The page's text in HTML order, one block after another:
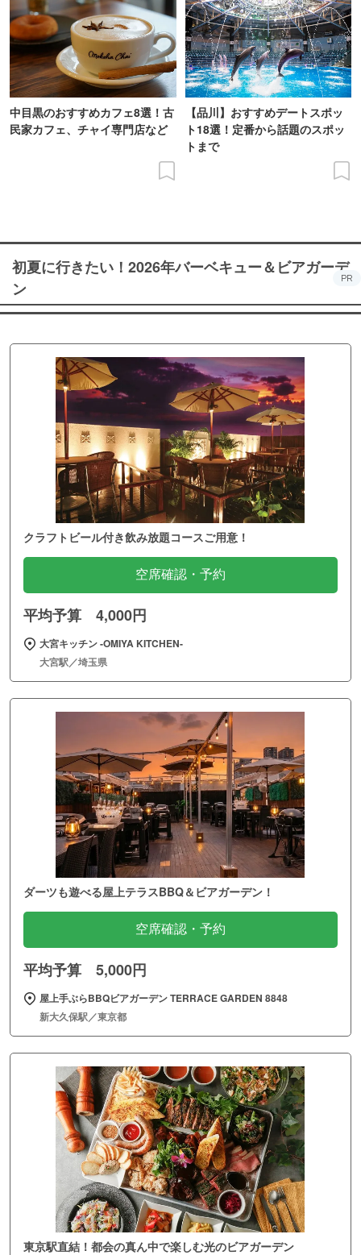
中目黒のおすすめカフェ8選！古
民家カフェ、チャイ専門店など
【品川】おすすめデートスポッ
ト18選！定番から話題のスポッ
トまで
初夏に行きたい！2026年バーベキュー＆ビアガーデ
ン
PR
クラフトビール付き飲み放題コースご用意！
空席確認・予約
平均予算 4,000円
大宮キッチン ‐OMIYA KITCHEN‐
大宮駅／埼玉県
ダーツも遊べる屋上テラスBBQ＆ビアガーデン！
空席確認・予約
平均予算 5,000円
屋上手ぶらBBQビアガーデン TERRACE GARDEN 8848
新大久保駅／東京都
東京駅直結！都会の真ん中で楽しむ光のビアガーデン